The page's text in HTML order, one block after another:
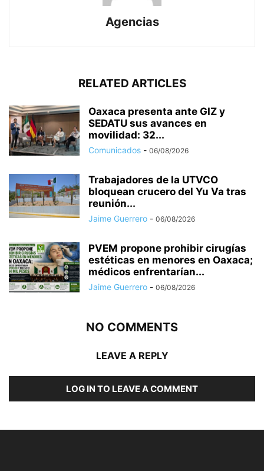
Agencias
RELATED ARTICLES
Oaxaca presenta ante GIZ y
SEDATU sus avances en
movilidad: 32...
Comunicados - 06/08/2026
Trabajadores de la UTVCO
bloquean crucero del Yu Va tras
reunión...
Jaime Guerrero - 06/08/2026
PVEM propone prohibir cirugías
estéticas en menores en Oaxaca;
médicos enfrentarían...
Jaime Guerrero - 06/08/2026
NO COMMENTS
LEAVE A REPLY
LOG IN TO LEAVE A COMMENT